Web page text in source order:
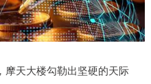
摩天大楼勾勒出坚硬的天际